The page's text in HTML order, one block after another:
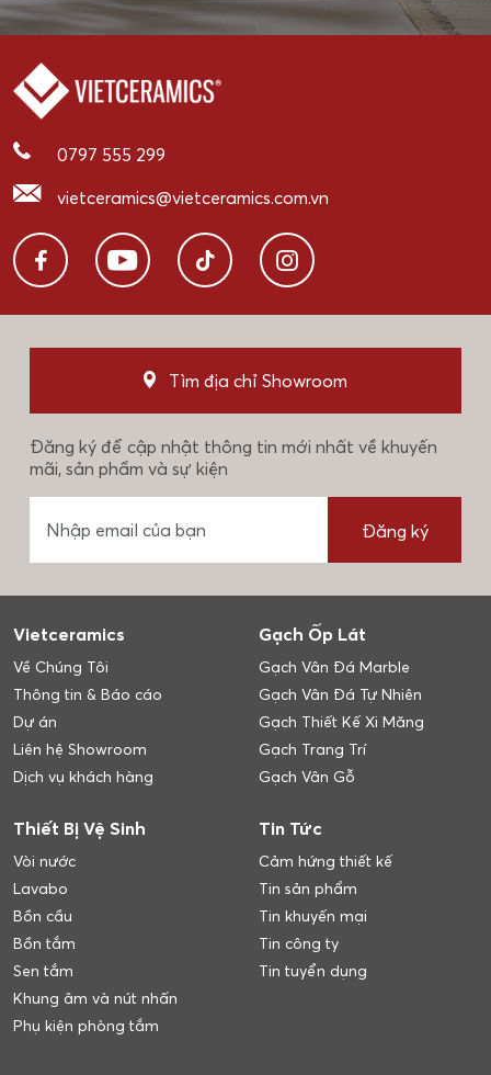
0797 555 299
vietceramics@vietceramics.com.vn
Tìm địa chỉ Showroom
Đăng ký để cập nhật thông tin mới nhất về khuyến
mãi, sản phẩm và sự kiện
Đăng ký
Vietceramics
Về Chúng Tôi
Thông tin & Báo cáo
Dự án
Liên hệ Showroom
Dịch vụ khách hàng
Gạch Ốp Lát
Gạch Vân Đá Marble
Gạch Vân Đá Tự Nhiên
Gạch Thiết Kế Xi Măng
Gạch Trang Trí
Gạch Vân Gỗ
Thiết Bị Vệ Sinh
Vòi nước
Lavabo
Bồn cầu
Bồn tắm
Sen tắm
Khung âm và nút nhấn
Phụ kiện phòng tắm
Tin Tức
Cảm hứng thiết kế
Tin sản phẩm
Tin khuyến mại
Tin công ty
Tin tuyển dụng